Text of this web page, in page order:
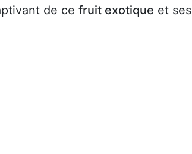
de ce fruit exotique et ses